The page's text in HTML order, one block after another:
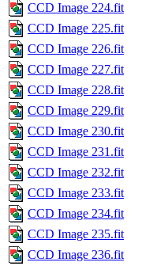
CCD Image 224.fit
CCD Image 225.fit
CCD Image 226.fit
CCD Image 227.fit
CCD Image 228.fit
CCD Image 229.fit
CCD Image 230.fit
CCD Image 231.fit
CCD Image 232.fit
CCD Image 233.fit
CCD Image 234.fit
CCD Image 235.fit
CCD Image 236.fit